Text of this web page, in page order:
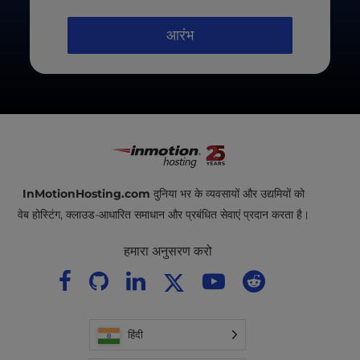
वापसी राशि उपलब्ध नहीं है। कृपया ध्यान दें कि ऐड-ऑन या डोमेन
नामों के लिए कोई वापसी राशि नहीं है।
आप हमारी
आरंभ
InMotionHosting.com दुनिया भर के व्यवसायों और उद्यमियों को
वेब होस्टिंग, क्लाउड-आधारित समाधान और प्रबंधित सेवाएं प्रदान करता है।
हमारा अनुसरण करो
हिंदी